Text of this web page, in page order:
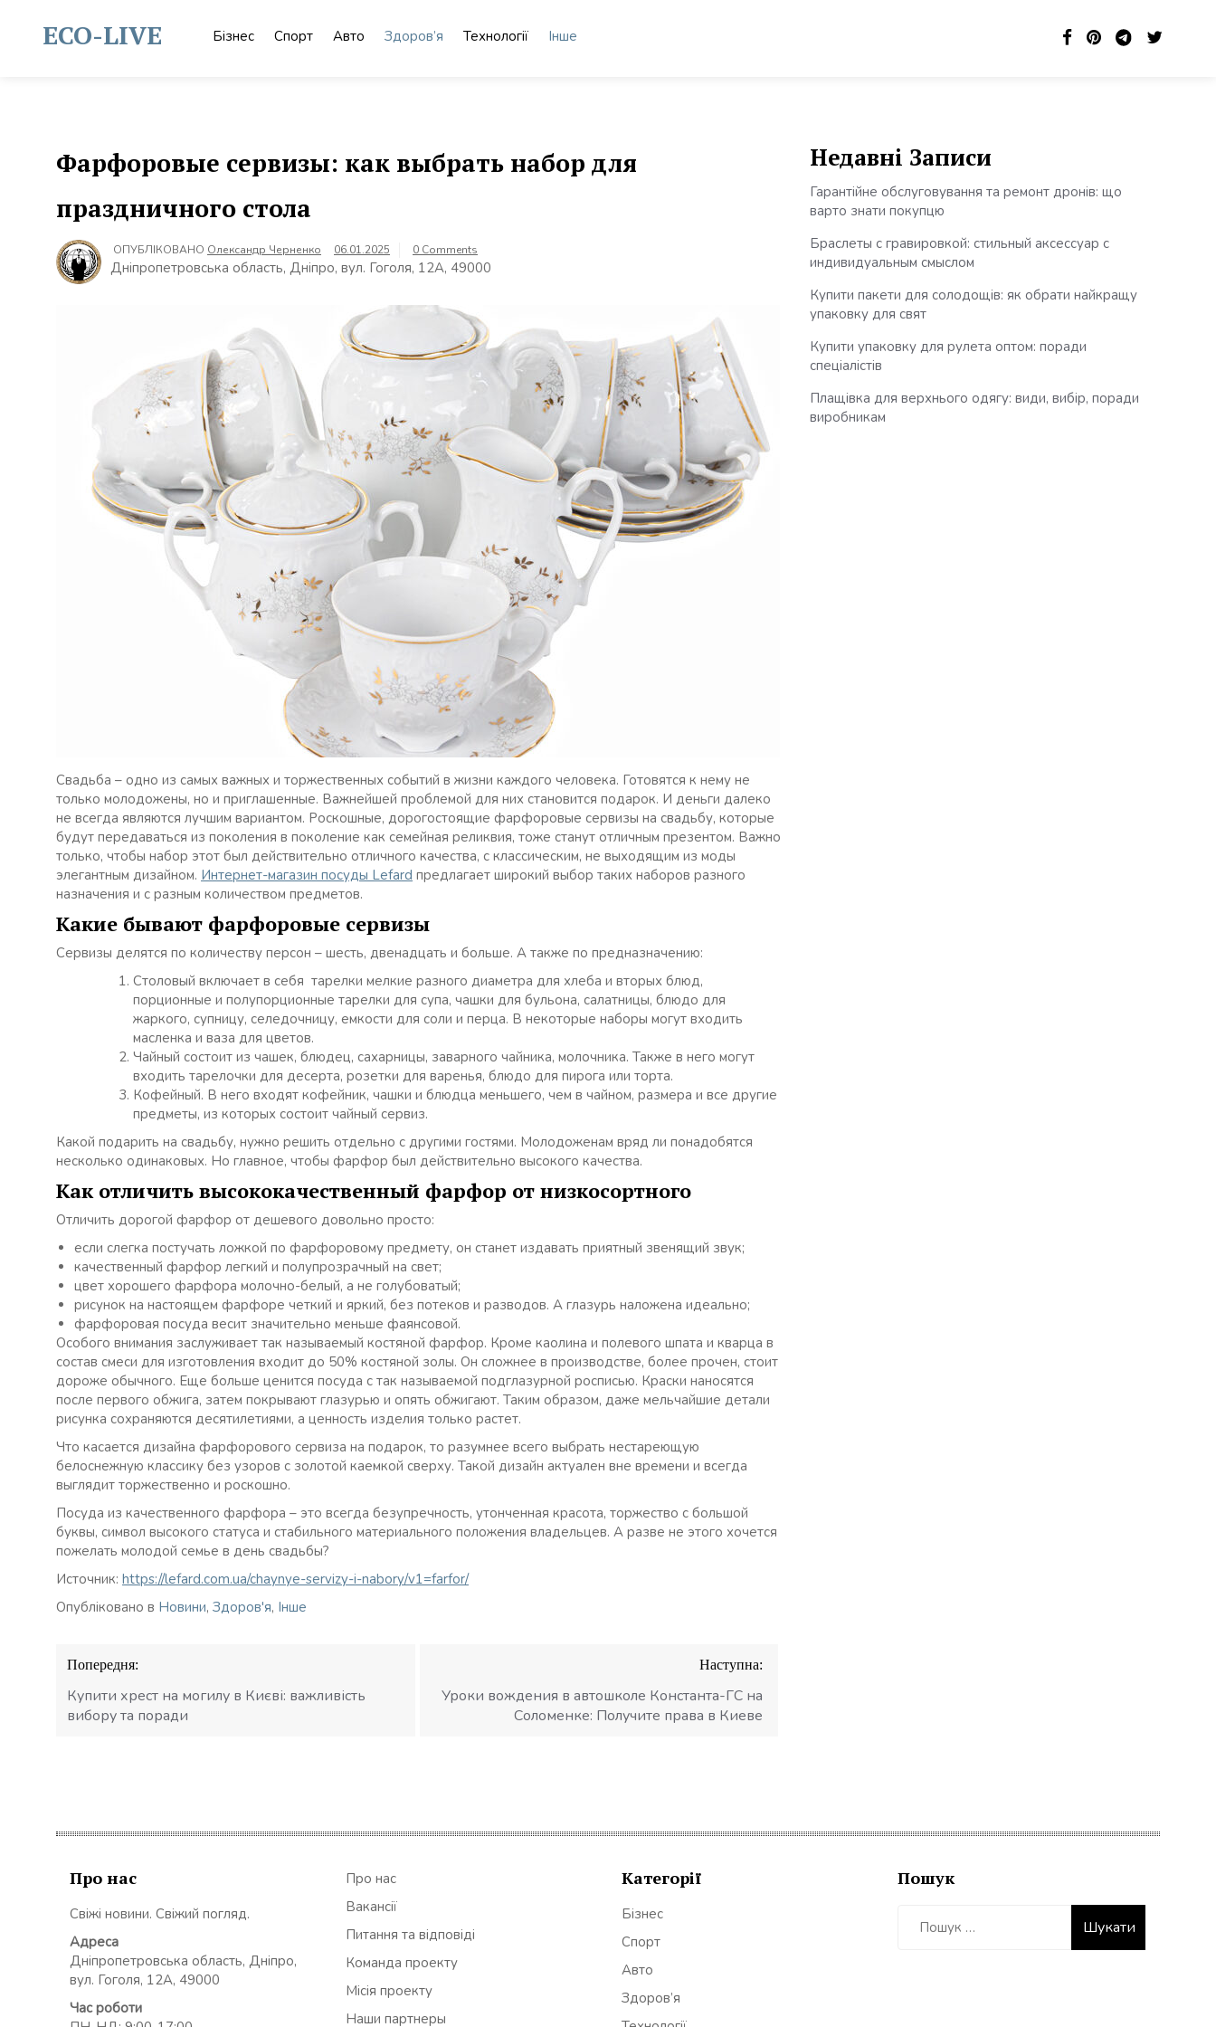
contentECO-LIVE Бізнес Спорт Авто Здоров’я Технології Інше
Фарфоровые сервизы: как выбрать набор для
праздничного стола
ОПУБЛІКОВАНО Олександр Черненко 06.01.2025 0 Comments
Дніпропетровська область, Дніпро, вул. Гоголя, 12А, 49000
Свадьба – одно из самых важных и торжественных событий в жизни каждого человека. Готовятся к нему не
только молодожены, но и приглашенные. Важнейшей проблемой для них становится подарок. И деньги далеко
не всегда являются лучшим вариантом. Роскошные, дорогостоящие фарфоровые сервизы на свадьбу, которые
будут передаваться из поколения в поколение как семейная реликвия, тоже станут отличным презентом. Важно
только, чтобы набор этот был действительно отличного качества, с классическим, не выходящим из моды
элегантным дизайном. Интернет-магазин посуды Lefard предлагает широкий выбор таких наборов разного
назначения и с разным количеством предметов.
Какие бывают фарфоровые сервизы
Сервизы делятся по количеству персон – шесть, двенадцать и больше. А также по предназначению:
Столовый включает в себя тарелки мелкие разного диаметра для хлеба и вторых блюд,
порционные и полупорционные тарелки для супа, чашки для бульона, салатницы, блюдо для
жаркого, супницу, селедочницу, емкости для соли и перца. В некоторые наборы могут входить
масленка и ваза для цветов.
Чайный состоит из чашек, блюдец, сахарницы, заварного чайника, молочника. Также в него могут
входить тарелочки для десерта, розетки для варенья, блюдо для пирога или торта.
Кофейный. В него входят кофейник, чашки и блюдца меньшего, чем в чайном, размера и все другие
предметы, из которых состоит чайный сервиз.
Какой подарить на свадьбу, нужно решить отдельно с другими гостями. Молодоженам вряд ли понадобятся
несколько одинаковых. Но главное, чтобы фарфор был действительно высокого качества.
Как отличить высококачественный фарфор от низкосортного
Отличить дорогой фарфор от дешевого довольно просто:
если слегка постучать ложкой по фарфоровому предмету, он станет издавать приятный звенящий звук;
качественный фарфор легкий и полупрозрачный на свет;
цвет хорошего фарфора молочно-белый, а не голубоватый;
рисунок на настоящем фарфоре четкий и яркий, без потеков и разводов. А глазурь наложена идеально;
фарфоровая посуда весит значительно меньше фаянсовой.
Особого внимания заслуживает так называемый костяной фарфор. Кроме каолина и полевого шпата и кварца в
состав смеси для изготовления входит до 50% костяной золы. Он сложнее в производстве, более прочен, стоит
дороже обычного. Еще больше ценится посуда с так называемой подглазурной росписью. Краски наносятся
после первого обжига, затем покрывают глазурью и опять обжигают. Таким образом, даже мельчайшие детали
рисунка сохраняются десятилетиями, а ценность изделия только растет.
Что касается дизайна фарфорового сервиза на подарок, то разумнее всего выбрать нестареющую
белоснежную классику без узоров с золотой каемкой сверху. Такой дизайн актуален вне времени и всегда
выглядит торжественно и роскошно.
Посуда из качественного фарфора – это всегда безупречность, утонченная красота, торжество с большой
буквы, символ высокого статуса и стабильного материального положения владельцев. А разве не этого хочется
пожелать молодой семье в день свадьбы?
Источник: https://lefard.com.ua/chaynye-servizy-i-nabory/v1=farfor/
Опубліковано в Новини, Здоров'я, Інше
Навігація
записів
Попередня:
Купити хрест на могилу в Києві: важливість
вибору та поради
Наступна:
Уроки вождения в автошколе Константа-ГС на
Соломенке: Получите права в Киеве
Недавні Записи
Гарантійне обслуговування та ремонт дронів: що
варто знати покупцю
Браслеты с гравировкой: стильный аксессуар с
индивидуальным смыслом
Купити пакети для солодощів: як обрати найкращу
упаковку для свят
Купити упаковку для рулета оптом: поради
спеціалістів
Плащівка для верхнього одягу: види, вибір, поради
виробникам
Про нас
Свіжі новини. Свіжий погляд.
Адреса
Дніпропетровська область, Дніпро,
вул. Гоголя, 12А, 49000
Час роботи
Про нас
Вакансії
Питання та відповіді
Команда проекту
Місія проекту
Наши партнеры
Категорії
Бізнес
Спорт
Авто
Здоров’я
Пошук